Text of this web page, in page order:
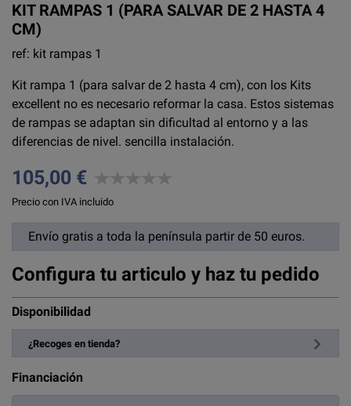
KIT RAMPAS 1 (PARA SALVAR DE 2 HASTA 4
CM)
ref: kit rampas 1
Kit rampa 1 (para salvar de 2 hasta 4 cm), con los Kits
excellent no es necesario reformar la casa. Estos sistemas
de rampas se adaptan sin dificultad al entorno y a las
diferencias de nivel. sencilla instalación.
105,00 €
Precio con IVA incluido
Envío gratis a toda la península partir de 50 euros.
Configura tu articulo y haz tu pedido
Disponibilidad
¿Recoges en tienda?
Financiación